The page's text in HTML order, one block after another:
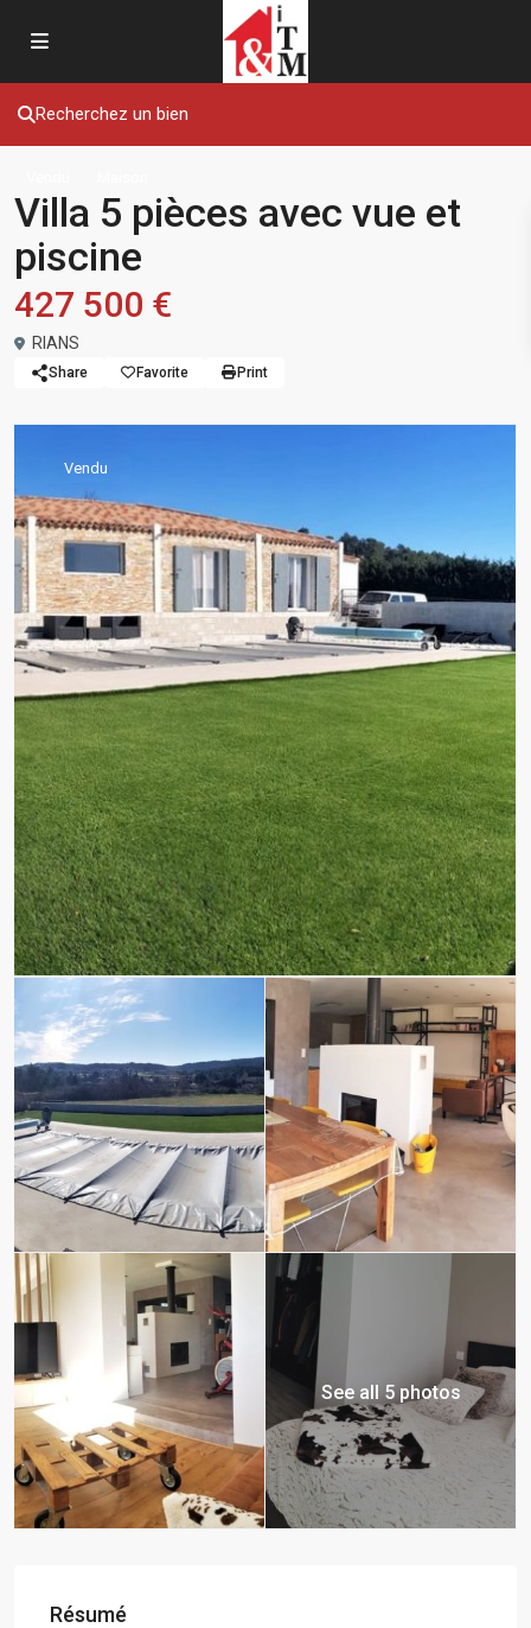
Recherchez un bien
Villa 5 pièces avec vue et
piscine
427 500 €
RIANS
Share Favorite Print
Vendu
See all 5 photos
Résumé